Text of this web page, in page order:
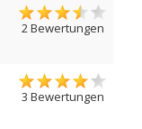
2 Bewertungen
3 Bewertungen